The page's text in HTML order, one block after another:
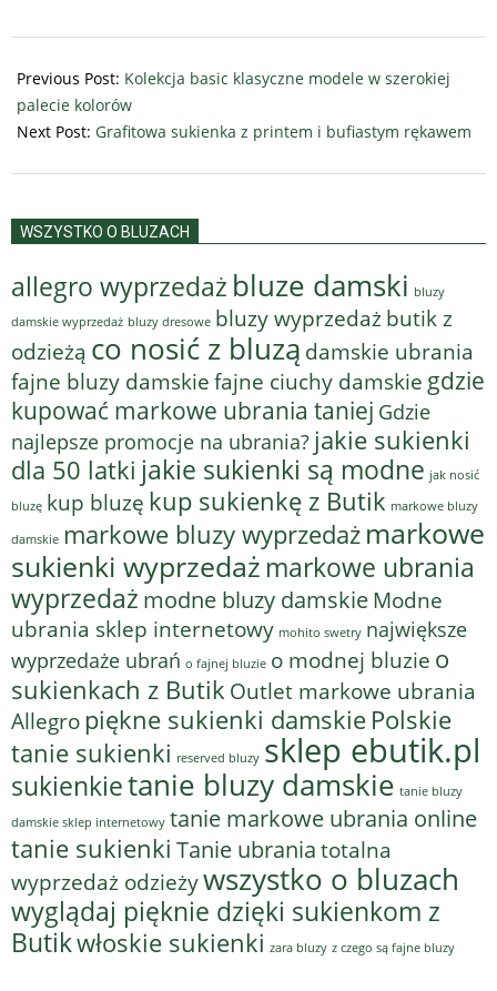
10-
12
Previous Post: Kolekcja basic klasyczne modele w szerokiej
palecie kolorów
Next Post: Grafitowa sukienka z printem i bufiastym rękawem
WSZYSTKO O BLUZACH
allegro wyprzedaż bluze damski bluzy
damskie wyprzedaż bluzy dresowe bluzy wyprzedaż butik z
odzieżą co nosić z bluzą damskie ubrania
fajne bluzy damskiefajne ciuchy damskie gdzie
kupować markowe ubrania taniej Gdzie
najlepsze promocje na ubrania? jakie sukienki
dla 50 latki jakie sukienki są modne jak nosić
bluzę kup bluzę kup sukienkę z Butik markowe bluzy
damskie markowe bluzy wyprzedaż markowe
sukienki wyprzedaż markowe ubrania
wyprzedaż modne bluzy damskie Modne
ubrania sklep internetowy mohito swetry największe
wyprzedaże ubrań o fajnej bluzie o modnej bluzie o
sukienkach z Butik Outlet markowe ubrania
Allegropiękne sukienki damskie Polskie
tanie sukienki reserved bluzy sklep ebutik.pl
sukienkietanie bluzy damskie tanie bluzy
damskie sklep internetowy tanie markowe ubrania online
tanie sukienki Tanie ubrania totalna
wyprzedaż odzieżywszystko o bluzach
wyglądaj pięknie dzięki sukienkom z
Butikwłoskie sukienki zara bluzy z czego są fajne bluzy